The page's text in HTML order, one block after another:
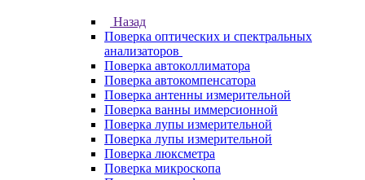
Назад
Поверка оптических и спектральных
анализаторов
Поверка автоколлиматора
Поверка автокомпенсатора
Поверка антенны измерительной
Поверка ванны иммерсионной
Поверка лупы измерительной
Поверка лупы измерительной
Поверка люксметра
Поверка микроскопа